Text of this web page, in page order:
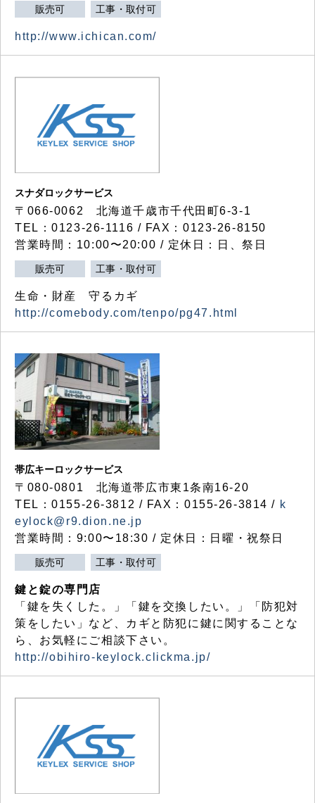
販売可 工事・取付可
http://www.ichican.com/
スナダロックサービス
〒066-0062 北海道千歳市千代田町6-3-1
TEL：0123-26-1116 / FAX：0123-26-8150
営業時間：10:00〜20:00 / 定休日：日、祭日
販売可 工事・取付可
生命・財産 守るカギ
http://comebody.com/tenpo/pg47.html
帯広キーロックサービス
〒080-0801 北海道帯広市東1条南16-20
TEL：0155-26-3812 / FAX：0155-26-3814 / k
eylock@r9.dion.ne.jp
営業時間：9:00〜18:30 / 定休日：日曜・祝祭日
販売可 工事・取付可
鍵と錠の専門店
「鍵を失くした。」「鍵を交換したい。」「防犯対
策をしたい」など、カギと防犯に鍵に関することな
ら、お気軽にご相談下さい。
http://obihiro-keylock.clickma.jp/